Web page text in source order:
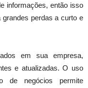
informações, então isso
perdas a curto e
em sua empresa,
e atualizadas. O uso
de negócios permite